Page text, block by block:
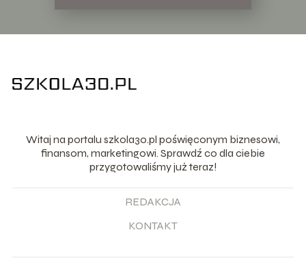
Witaj na portalu szkola30.pl poświęconym biznesowi,
finansom, marketingowi. Sprawdź co dla ciebie
przygotowaliśmy już teraz!
REDAKCJA
KONTAKT